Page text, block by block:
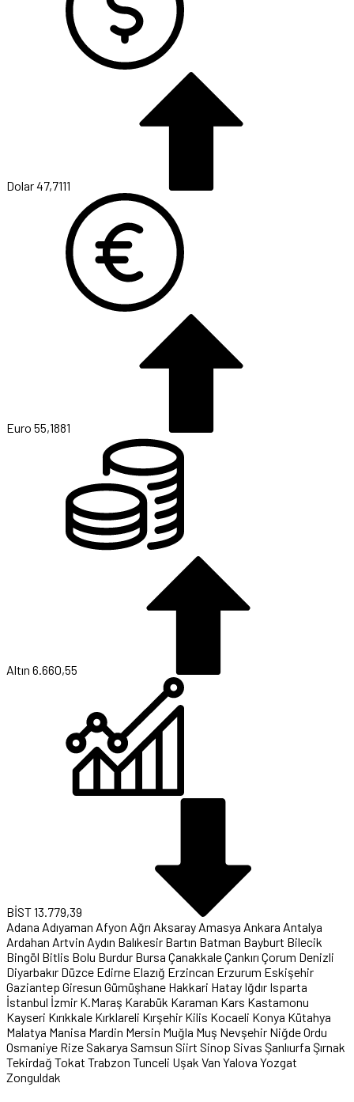
Dolar47,7111
Euro 55,1881
Altın 6.660,55
BİST13.779,39
Adana Adıyaman Afyon Ağrı Aksaray Amasya Ankara Antalya
Ardahan Artvin Aydın Balıkesir Bartın Batman Bayburt Bilecik
Bingöl Bitlis Bolu Burdur Bursa ÇanakkaleÇankırı Çorum Denizli
Diyarbakır Düzce Edirne Elazığ Erzincan Erzurum Eskişehir
Gaziantep Giresun Gümüşhane Hakkari Hatay Iğdır Isparta
İstanbul İzmir K.Maraş Karabük Karaman Kars Kastamonu
Kayseri Kırıkkale Kırklareli Kırşehir Kilis Kocaeli Konya Kütahya
Malatya Manisa Mardin Mersin Muğla Muş Nevşehir NiğdeOrdu
Osmaniye RizeSakarya Samsun Siirt Sinop Sivas Şanlıurfa Şırnak
Tekirdağ Tokat Trabzon Tunceli Uşak Van Yalova Yozgat
Zonguldak